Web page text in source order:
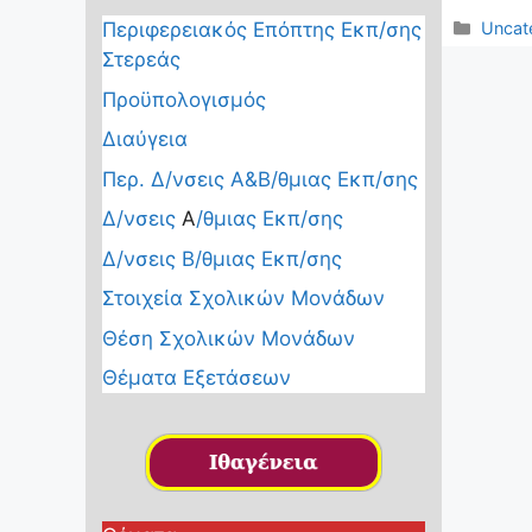
c
Περιφερειακός Επόπτης Εκπ/σης
Στερεάς
Προϋπολογισμός
Διαύγεια
Περ. Δ/νσεις Α&Β/θμιας Εκπ/σης
Δ/νσεις Α/θμιας Εκπ/σης
Δ/νσεις Β/θμιας Εκπ/σης
Στοιχεία Σχολικών Μονάδων
Θέση Σχολικών Μονάδων
Θέματα Εξετάσεων